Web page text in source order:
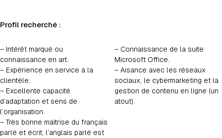
Profil recherché :
– Intérêt marqué ou
connaissance en art.
– Expérience en service à la
clientèle.
– Excellente capacité
d’adaptation et sens de
l’organisation.
– Très bonne maîtrise du français
parlé et écrit; l’anglais parlé est
– Connaissance de la suite
Microsoft Office.
– Aisance avec les réseaux
sociaux, le cybermarketing et la
gestion de contenu en ligne (un
atout).